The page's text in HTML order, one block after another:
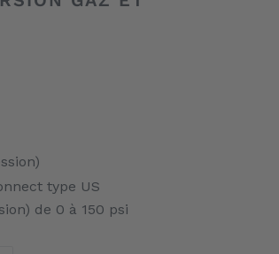
type US
de 0 à 150 psi